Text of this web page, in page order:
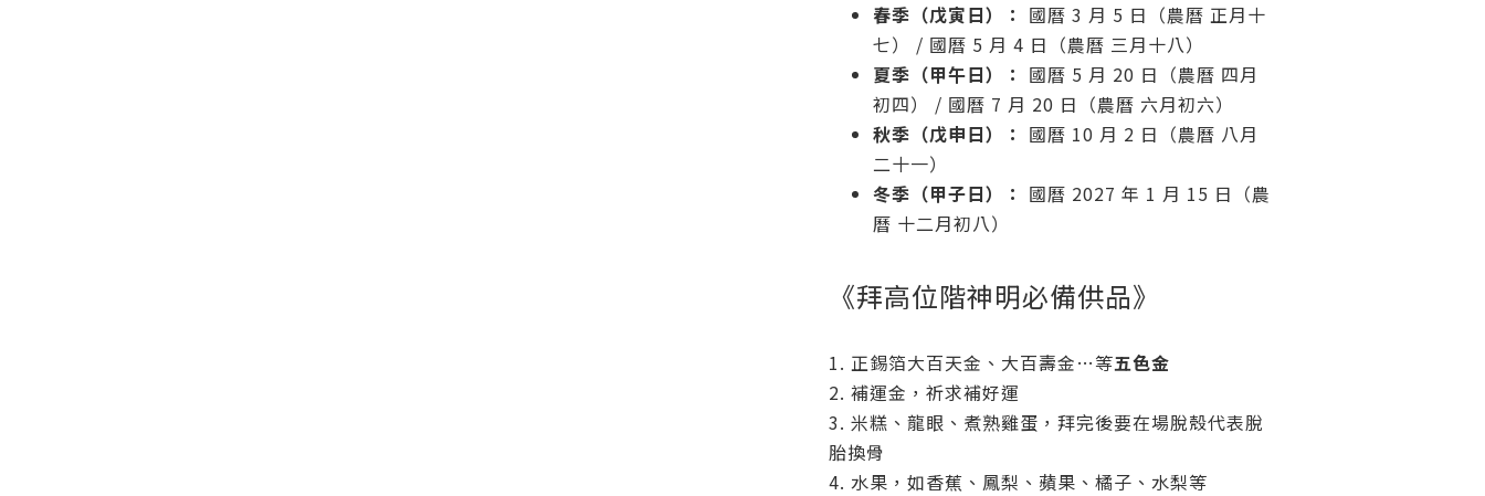
春季（戊寅日）： 國曆 3 月 5 日（農曆 正月十
七） / 國曆 5 月 4 日（農曆 三月十八）
夏季（甲午日）： 國曆 5 月 20 日（農曆 四月
初四） / 國曆 7 月 20 日（農曆 六月初六）
秋季（戊申日）： 國曆 10 月 2 日（農曆 八月
二十一）
冬季（甲子日）： 國曆 2027 年 1 月 15 日（農
曆 十二月初八）
《拜高位階神明必備供品》
1. 正錫箔大百天金、大百壽金…等五色金
2. 補運金，祈求補好運
3. 米糕、龍眼、煮熟雞蛋，拜完後要在場脫殼代表脫
胎換骨
4. 水果，如香蕉、鳳梨、蘋果、橘子、水梨等